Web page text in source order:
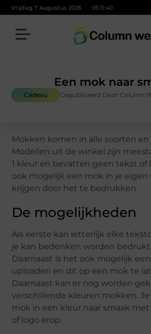
Vrijdag 7 Augustus 2026 05:11:40
Een mok naar
Cadeau Gepubliceerd Door Column
Mokken komen in alle soorten en
Modellen uit de winkel zijn
1 kleur en bevatten geen tekst of
ook mogelijk een mok in je eigen
krijgen door het te bedrukken.
De mogelijkheden
Als eerste kan letterlijk elke
je kan bedenken worden
Daarnaast is het ook mogelijk
uploaden en dit op een mok te
Daarnaast kan er nog worden
verschillende kleuren mokken.
mok in een kleur naar smaak
of logo erop.